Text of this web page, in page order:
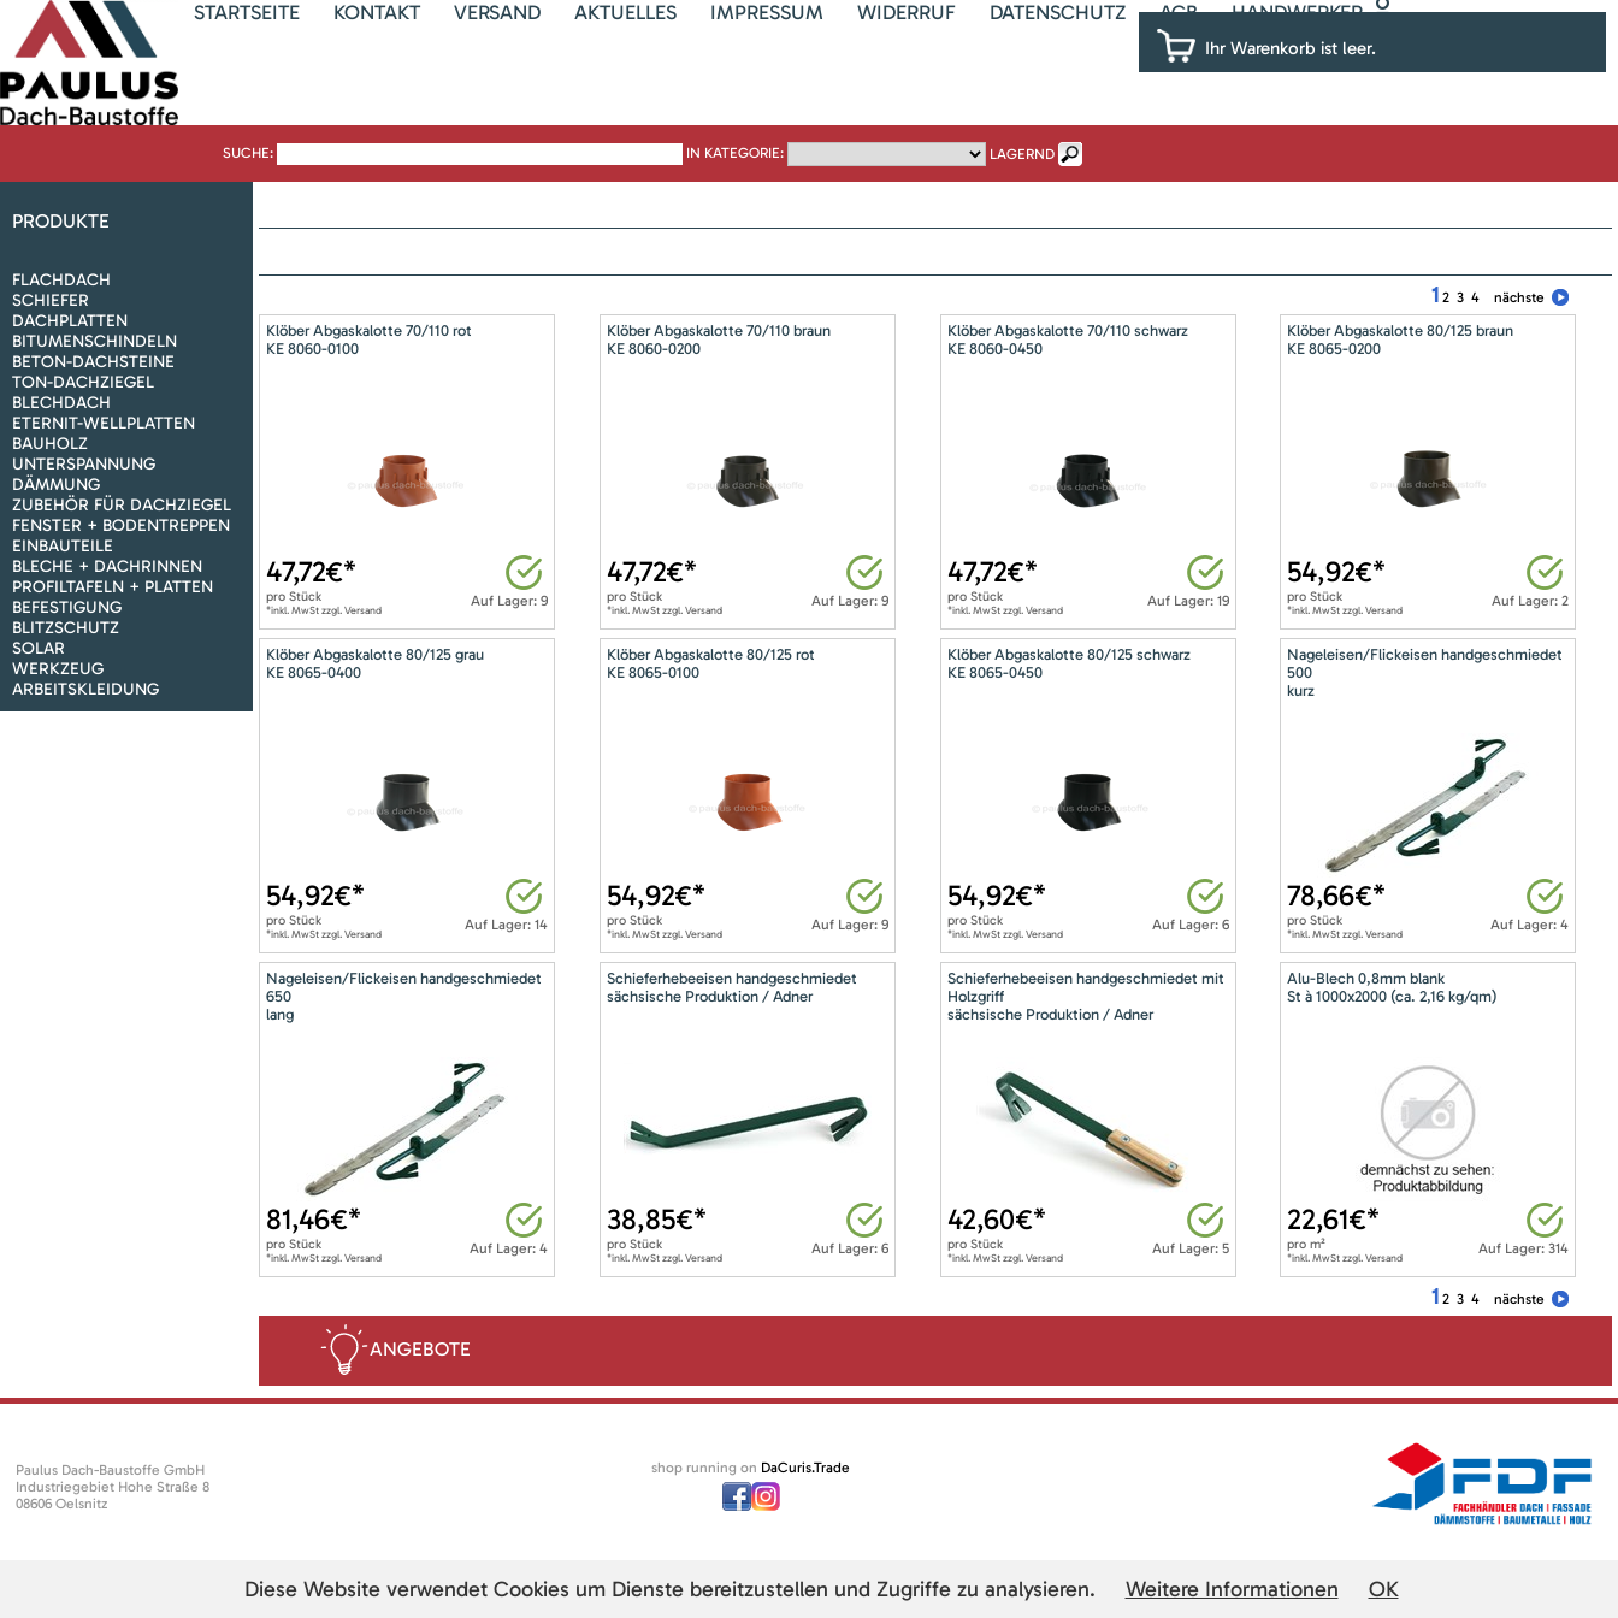
STARTSEITE KONTAKT VERSAND AKTUELLES IMPRESSUM WIDERRUF DATENSCHUTZ AGB HANDWERKER
Ihr Warenkorb ist leer.
SUCHE: IN KATEGORIE: LAGERND
PRODUKTE
FLACHDACH
SCHIEFER
DACHPLATTEN
BITUMENSCHINDELN
BETON-DACHSTEINE
TON-DACHZIEGEL
BLECHDACH
ETERNIT-WELLPLATTEN
BAUHOLZ
UNTERSPANNUNG
DÄMMUNG
ZUBEHÖR FÜR DACHZIEGEL
FENSTER + BODENTREPPEN
EINBAUTEILE
BLECHE + DACHRINNEN
PROFILTAFELN + PLATTEN
BEFESTIGUNG
BLITZSCHUTZ
SOLAR
WERKZEUG
ARBEITSKLEIDUNG
1 2 3 4 nächste
Klöber Abgaskalotte 70/110 rot
KE 8060-0100
Auf Lager: 9
47,72€*
pro Stück
*inkl. MwSt zzgl. Versand
Klöber Abgaskalotte 70/110 braun
KE 8060-0200
Auf Lager: 9
47,72€*
pro Stück
*inkl. MwSt zzgl. Versand
Klöber Abgaskalotte 70/110 schwarz
KE 8060-0450
Auf Lager: 19
47,72€*
pro Stück
*inkl. MwSt zzgl. Versand
Klöber Abgaskalotte 80/125 braun
KE 8065-0200
Auf Lager: 2
54,92€*
proStück
*inkl. MwSt zzgl. Versand
Klöber Abgaskalotte 80/125 grau
KE 8065-0400
Auf Lager: 14
54,92€*
pro Stück
*inkl. MwSt zzgl. Versand
Klöber Abgaskalotte 80/125 rot
KE 8065-0100
Auf Lager: 9
54,92€*
pro Stück
*inkl. MwSt zzgl. Versand
Klöber Abgaskalotte 80/125 schwarz
KE 8065-0450
Auf Lager: 6
54,92€*
pro Stück
*inkl. MwSt zzgl. Versand
Nageleisen/Flickeisen handgeschmiedet
500
kurz
Auf Lager: 4
78,66€*
proStück
*inkl. MwSt zzgl. Versand
Nageleisen/Flickeisen handgeschmiedet
650
lang
Auf Lager: 4
81,46€*
pro Stück
*inkl. MwSt zzgl. Versand
Schieferhebeeisen handgeschmiedet
sächsische Produktion / Adner
Auf Lager: 6
38,85€*
pro Stück
*inkl. MwSt zzgl. Versand
Schieferhebeeisen handgeschmiedet mit
Holzgriff
sächsische Produktion / Adner
Auf Lager: 5
42,60€*
pro Stück
*inkl. MwSt zzgl. Versand
Alu-Blech 0,8mm blank
St à 1000x2000 (ca. 2,16 kg/qm)
Auf Lager: 314
22,61€*
prom²
*inkl. MwSt zzgl. Versand
1 2 3 4 nächste
ANGEBOTE
Paulus Dach-Baustoffe GmbH
Industriegebiet Hohe Straße 8
08606 Oelsnitz
shop running on DaCuris.Trade
Diese Website verwendet Cookies um Dienste bereitzustellen und Zugriffe zu analysieren. Weitere Informationen OK